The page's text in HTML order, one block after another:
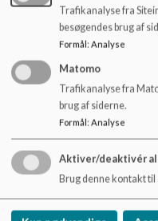
Stigsborg Skole
Stigsborg Bygade
Trafikanalyse fra
besøgendes brug af
Formål: Analyse
Matomo
Trafikanalyse fra
brug af siderne.
Formål: Analyse
Aktiver/deaktivér
Brug denne kontakt